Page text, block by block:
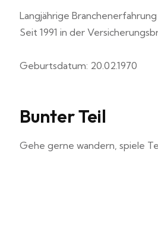
Langjährige Branchenerfahrung
Seit 1991 in der
Geburtsdatum: 20.02.1970
Bunter Teil
Gehe gerne wandern, spiele